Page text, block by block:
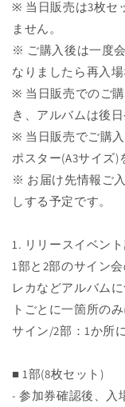
※ 当日販売は3枚セ
ません。
※ ご購入後は一度
なりましたら再入
※ 当日販売でのご
き、アルバムは後
※ 当日販売でご購
ポスター(A3サイズ)
※ お届け先情報ご
しする予定です。
1. リリースイベン
1部と2部のサイン
レカなどアルバム
トごとに一箇所の
サイン/2部：1か所
■ 1部(8枚セット)
- 参加券確認後、入